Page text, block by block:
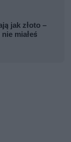
jak złoto –
miałeś